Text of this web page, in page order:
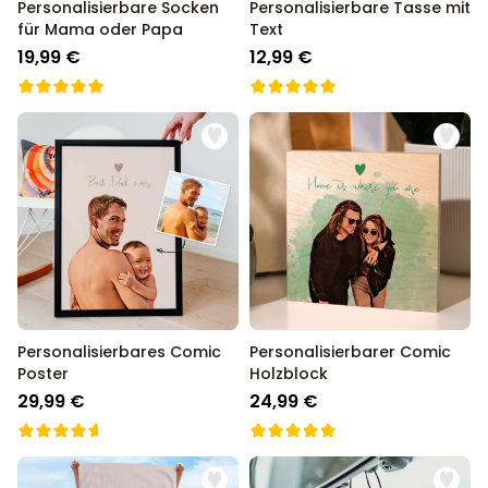
Personalisierbare Socken
für Mama oder Papa
19,99 €
Personalisierbare Tasse mit
Text
12,99 €
Personalisierbares Comic
Poster
29,99 €
Personalisierbarer Comic
Holzblock
24,99 €